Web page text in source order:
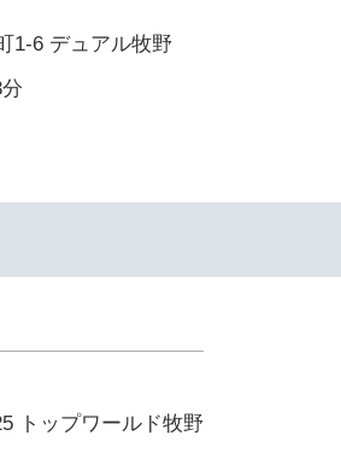
1-6 デュアル牧野
トップワールド牧野